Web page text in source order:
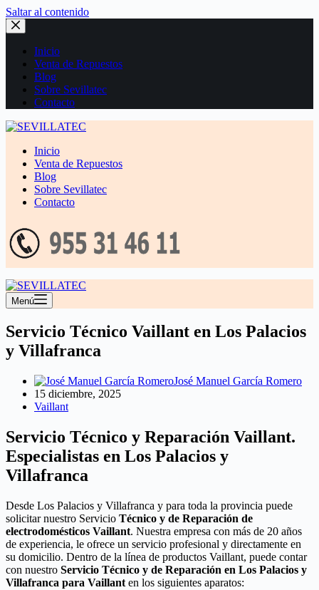
Saltar al contenido
Inicio
Venta de Repuestos
Blog
Sobre Sevillatec
Contacto
Inicio
Venta de Repuestos
Blog
Sobre Sevillatec
Contacto
Menú
Servicio Técnico Vaillant en Los Palacios
y Villafranca
José Manuel García Romero
15 diciembre, 2025
Vaillant
Servicio Técnico y Reparación Vaillant.
Especialistas en Los Palacios y
Villafranca
Desde Los Palacios y Villafranca y para toda la provincia puede
solicitar nuestro Servicio Técnico y de Reparación de
electrodomésticos Vaillant. Nuestra empresa con más de 20 años
de experiencia, le ofrece un servicio profesional y directamente en
su domicilio. Dentro de la línea de productos Vaillant, puede contar
con nuestro Servicio Técnico y de Reparación en Los Palacios y
Villafranca para Vaillant en los siguientes aparatos: